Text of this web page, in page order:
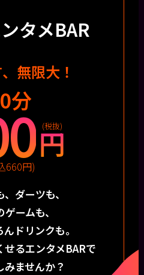
タメBAR
無限大！
分
(税抜)
円
660円)
ダーツも、
ームも、
ドリンクも。
せるエンタメBARで
ませんか？